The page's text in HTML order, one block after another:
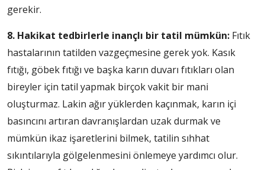
gerekir.
8. Hakikat tedbirlerle inançlı bir tatil mümkün: Fıtık
hastalarının tatilden vazgeçmesine gerek yok. Kasık
fıtığı, göbek fıtığı ve başka karın duvarı fıtıkları olan
bireyler için tatil yapmak birçok vakit bir mani
oluşturmaz. Lakin ağır yüklerden kaçınmak, karın içi
basıncını artıran davranışlardan uzak durmak ve
mümkün ikaz işaretlerini bilmek, tatilin sıhhat
sıkıntılarıyla gölgelenmesini önlemeye yardımcı olur.